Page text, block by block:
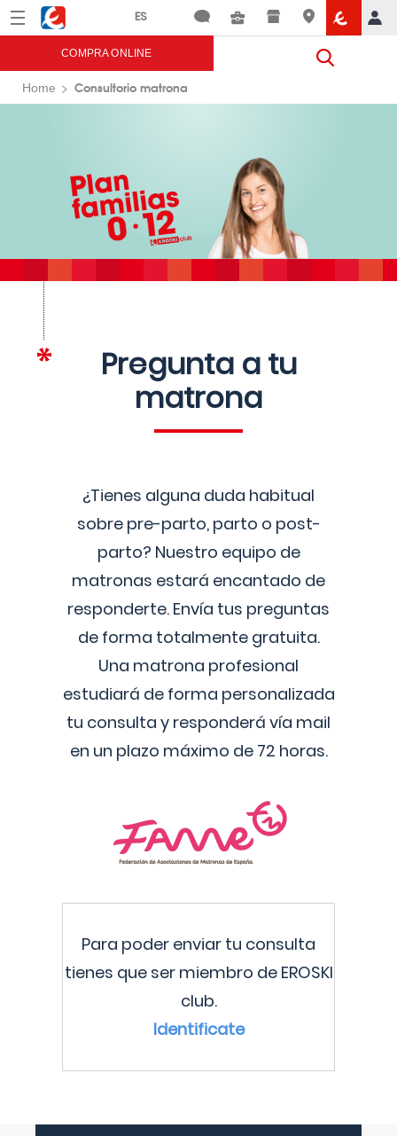
Menú Eroski
COMPRA ONLINE
Home Consultorio matrona
Pregunta a tu
matrona
¿Tienes alguna duda habitual
sobre pre-parto, parto o post-
parto? Nuestro equipo de
matronas estará encantado de
responderte. Envía tus preguntas
de forma totalmente gratuita.
Una matrona profesional
estudiará de forma personalizada
tu consulta y responderá vía mail
en un plazo máximo de 72 horas.
Para poder enviar tu consulta
tienes que ser miembro de EROSKI
club.
Identificate